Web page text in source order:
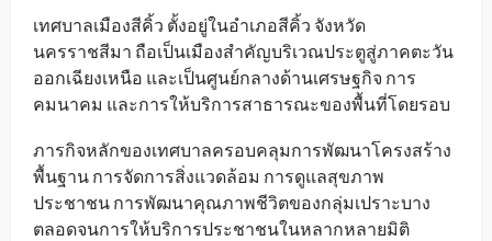
เทศบาลเมืองสีคิ้ว ตั้งอยู่ในอำเภอสีคิ้ว จังหวัด
นครราชสีมา ถือเป็นเมืองสำคัญบริเวณประตูสู่ภาคตะวัน
ออกเฉียงเหนือ และเป็นศูนย์กลางด้านเศรษฐกิจ การ
คมนาคม และการให้บริการสาธารณะของพื้นที่โดยรอบ
ภารกิจหลักของเทศบาลครอบคลุมการพัฒนาโครงสร้าง
พื้นฐาน การจัดการสิ่งแวดล้อม การดูแลสุขภาพ
ประชาชน การพัฒนาคุณภาพชีวิตของกลุ่มเปราะบาง
ตลอดจนการให้บริการประชาชนในหลากหลายมิติ